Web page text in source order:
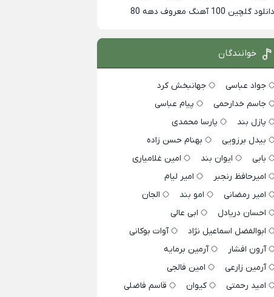
دانلود گلچین 100 آهنگ معروف دهه 80
خوانندگان
جواد عباسی
جهانبخش کرد
جاسم خدارحمی
پیام عباسی
پازل بند
پارسا محمدی
بیدل برزویی
بهنام حسن زاده
بابی
ایوان بند
امین غلامیاری
امیرحافظ رنجبر
امیر لیام
امیر رمضانی
امو بند
الجان
احسان دریادل
ابی عالی
ابوالفضل اسماعیل نژاد
آوات بوکانی
آرون افشار
آرمین برمایه
آرمین زارعی
امین فالجی
امید رحمتی
کیوان
قاسم فاضلی